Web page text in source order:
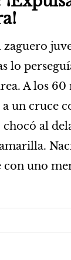
zaguero
lo
A los
un cruce
al
con uno